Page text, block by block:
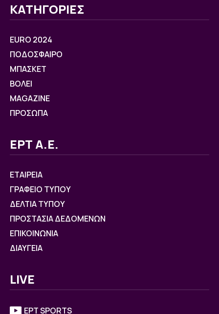
ΚΑΤΗΓΟΡΙΕΣ
EURO 2024
ΠΟΔΟΣΦΑΙΡΟ
ΜΠΑΣΚΕΤ
ΒOΛΕΙ
MAGAZINE
ΠΡΟΣΩΠΑ
ΕΡΤ Α.Ε.
ΕΤΑΙΡΕΙΑ
ΓΡΑΦΕΙΟ ΤΥΠΟΥ
ΔΕΛΤΙΑ ΤΥΠΟΥ
ΠΡΟΣΤΑΣΙΑ ΔΕΔΟΜΕΝΩΝ
ΕΠΙΚΟΙΝΩΝΙΑ
ΔΙΑΥΓΕΙΑ
LIVE
ΕΡΤ SPORTS